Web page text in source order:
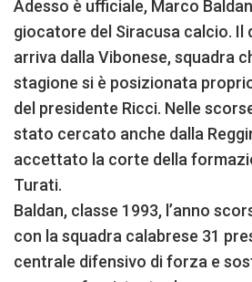
Adesso è ufficiale, Marco
giocatore del Siracusa calcio. Il
arriva dalla Vibonese, squadra
stagione si è posizionata
del presidente Ricci. Nelle
stato cercato anche dalla
accettato la corte della
Turati.
Baldan, classe 1993, l’anno
con la squadra calabrese 31
centrale difensivo di forza e